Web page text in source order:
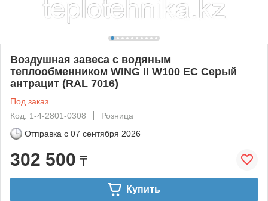
Воздушная завеса с водяным
теплообменником WING II W100 EC Серый
антрацит (RAL 7016)
Под заказ
Код: 1-4-2801-0308
Розница
Отправка с 07 сентября 2026
302 500 ₸
Купить